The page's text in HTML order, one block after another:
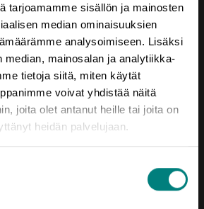
tarjoamamme sisällön ja mainosten
median ominaisuuksien
analysoimiseen. Lisäksi
median, mainosalan ja analytiikka-
tietoja siitä, miten käytät
voivat yhdistää näitä
joita olet antanut heille tai joita on
heidän palvelujaan.